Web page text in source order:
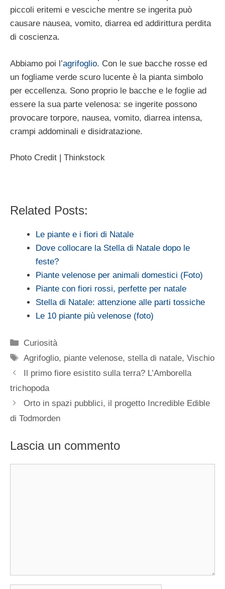
piccoli eritemi e vesciche mentre se ingerita può
causare nausea, vomito, diarrea ed addirittura perdita
di coscienza.
Abbiamo poi l’agrifoglio. Con le sue bacche rosse ed
un fogliame verde scuro lucente è la pianta simbolo
per eccellenza. Sono proprio le bacche e le foglie ad
essere la sua parte velenosa: se ingerite possono
provocare torpore, nausea, vomito, diarrea intensa,
crampi addominali e disidratazione.
Photo Credit | Thinkstock
Related Posts:
Le piante e i fiori di Natale
Dove collocare la Stella di Natale dopo le
feste?
Piante velenose per animali domestici (Foto)
Piante con fiori rossi, perfette per natale
Stella di Natale: attenzione alle parti tossiche
Le 10 piante più velenose (foto)
Categorie
Curiosità
Tag
Agrifoglio, piante velenose,stella di natale,Vischio
Il primo fiore esistito sulla terra? L’Amborella
trichopoda
Orto in spazi pubblici, il progetto Incredible Edible
di Todmorden
Lascia un commento